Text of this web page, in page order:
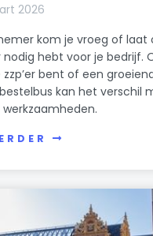
2026
kom je vroeg of
nodig hebt voor je bedrijf.
bent of een
kan het verschil
werkzaamheden.